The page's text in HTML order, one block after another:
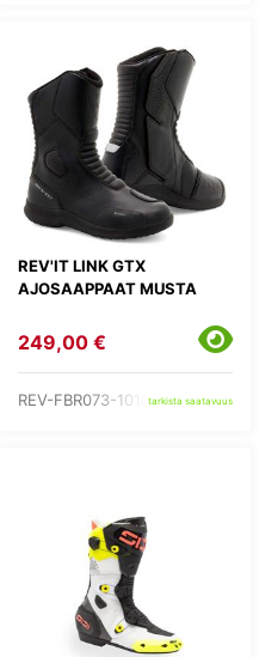
REV'IT LINK GTX
AJOSAAPPAAT MUSTA
249,00 €
REV-FBR073-1010-tarkista saatavuus